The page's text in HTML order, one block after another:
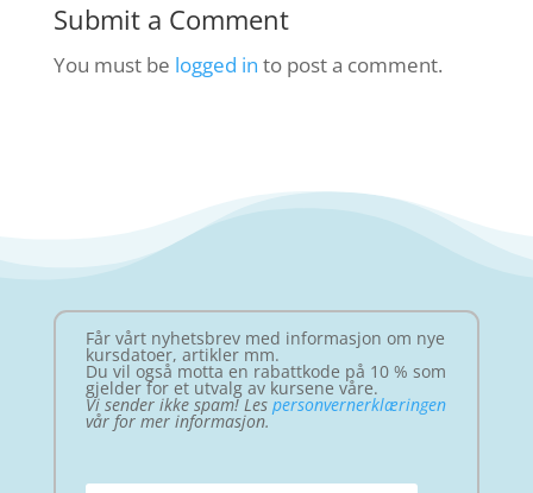
Submit a Comment
You must be logged in to post a comment.
Får vårt nyhetsbrev med informasjon om nye
kursdatoer, artikler mm.
Du vil også motta en rabattkode på 10 % som
gjelder for et utvalg av kursene våre.
Vi sender ikke spam! Les personvernerklæringen
vår for mer informasjon.